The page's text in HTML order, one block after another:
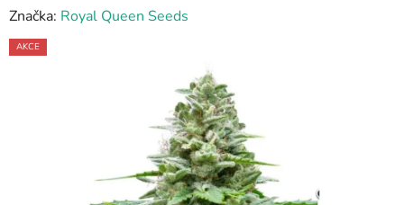
Značka: Royal Queen Seeds
AKCE